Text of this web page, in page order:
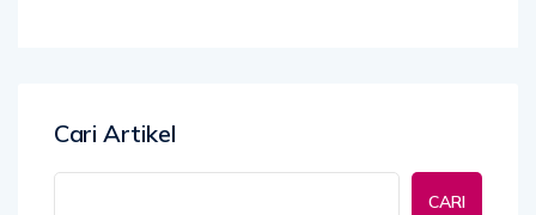
Cari Artikel
CARI